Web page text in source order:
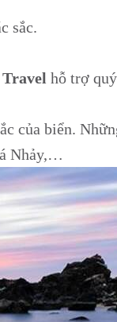
sắc.
hỗ trợ
của biển.
Nhảy,…